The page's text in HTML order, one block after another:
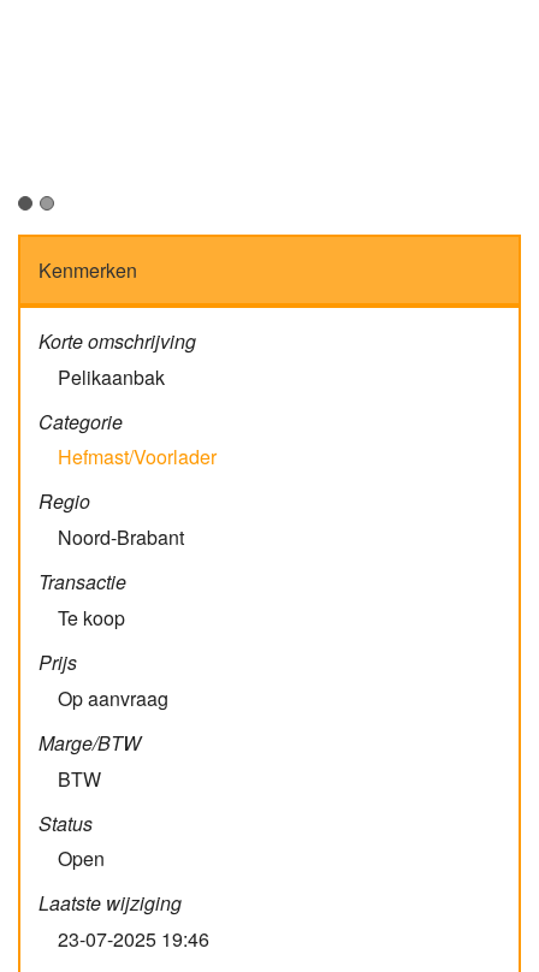
Kenmerken
Korte omschrijving
Pelikaanbak
Categorie
Hefmast/Voorlader
Regio
Noord-Brabant
Transactie
Te koop
Prijs
Op aanvraag
Marge/BTW
BTW
Status
Open
Laatste wijziging
23-07-2025 19:46